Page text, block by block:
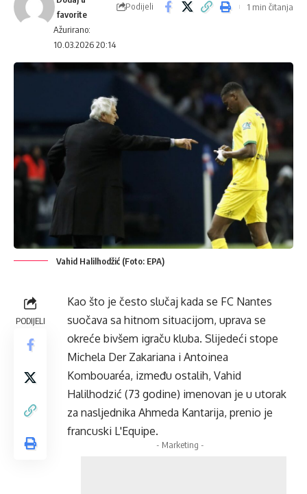
Ažurirano:
10.03.2026 20:14
Podijeli 1 min čitanja
Vahid Halilhodžić (Foto: EPA)
PODIJELI
Kao što je često slučaj kada se FC Nantes
suočava sa hitnom situacijom, uprava se
okreće bivšem igraču kluba. Slijedeći stope
Michela Der Zakariana i Antoinea
Kombouaréa, između ostalih, Vahid
Halilhodzić (73 godine) imenovan je u utorak
za nasljednika Ahmeda Kantarija, prenio je
francuski L'Equipe.
- Marketing -